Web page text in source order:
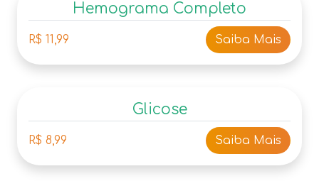
Hemograma Completo
R$ 11,99 Saiba Mais
Glicose
R$ 8,99 Saiba Mais